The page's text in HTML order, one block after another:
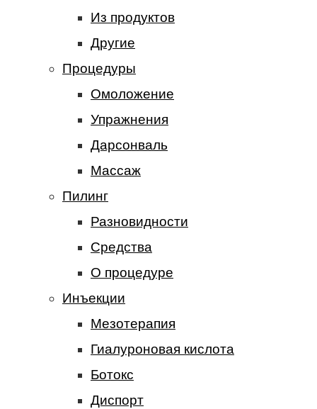
Из продуктов
Другие
Процедуры
Омоложение
Упражнения
Дарсонваль
Массаж
Пилинг
Разновидности
Средства
О процедуре
Инъекции
Мезотерапия
Гиалуроновая кислота
Ботокс
Диспорт